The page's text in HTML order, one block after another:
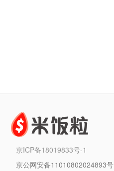
京ICP备18019833号-1
京公网安备11010802024893号